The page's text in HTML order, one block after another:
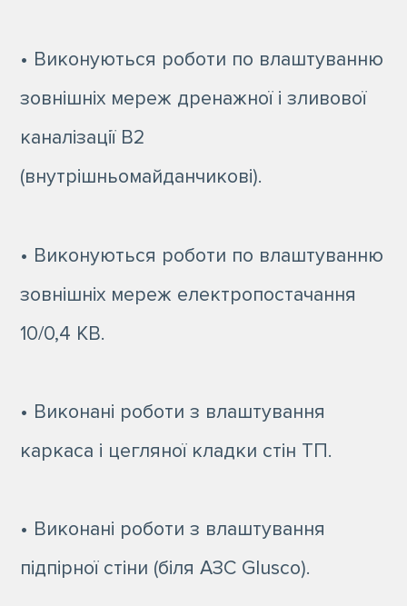
• Виконуються роботи по влаштуванню
зовнішніх мереж дренажної і зливової
каналізації В2
(внутрішньомайданчикові).
• Виконуються роботи по влаштуванню
зовнішніх мереж електропостачання
10/0,4 КВ.
• Виконані роботи з влаштування
каркаса і цегляної кладки стін ТП.
• Виконані роботи з влаштування
підпірної стіни (біля АЗС Glusco).